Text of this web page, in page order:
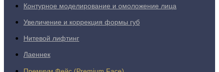
Контурное моделирование и омоложение лица
Увеличение и коррекция формы губ
Нитевой лифтинг
Лаеннек